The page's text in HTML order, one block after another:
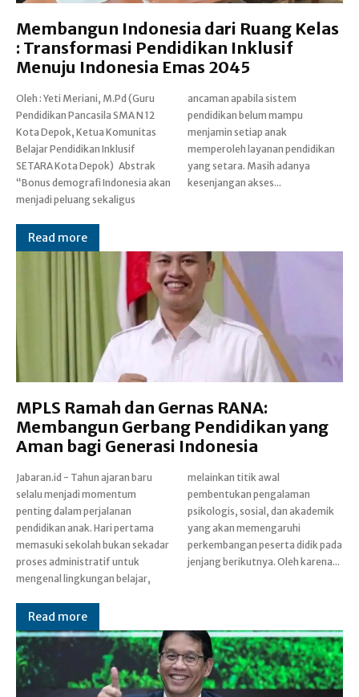
Membangun Indonesia dari Ruang Kelas
: Transformasi Pendidikan Inklusif
Menuju Indonesia Emas 2045
Oleh : Yeti Meriani, M.Pd (Guru
Pendidikan Pancasila SMA N 12
Kota Depok, Ketua Komunitas
Belajar Pendidikan Inklusif
SETARA Kota Depok) Abstrak
“Bonus demografi Indonesia akan
menjadi peluang sekaligus
ancaman apabila sistem
pendidikan belum mampu
menjamin setiap anak
memperoleh layanan pendidikan
yang setara. Masih adanya
kesenjangan akses...
Read more
MPLS Ramah dan Gernas RANA:
Membangun Gerbang Pendidikan yang
Aman bagi Generasi Indonesia
Jabaran.id - Tahun ajaran baru
selalu menjadi momentum
penting dalam perjalanan
pendidikan anak. Hari pertama
memasuki sekolah bukan sekadar
proses administratif untuk
mengenal lingkungan belajar,
melainkan titik awal
pembentukan pengalaman
psikologis, sosial, dan akademik
yang akan memengaruhi
perkembangan peserta didik pada
jenjang berikutnya. Oleh karena...
Read more